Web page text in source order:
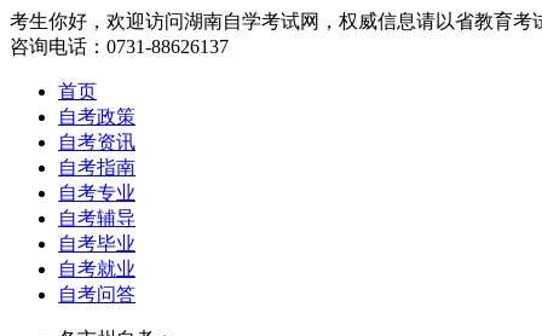
考生你好，欢迎访问湖南自学考试网，权威信息请以省教育考
咨询电话：0731-88626137
首页
自考政策
自考资讯
自考指南
自考专业
自考辅导
自考毕业
自考就业
自考问答